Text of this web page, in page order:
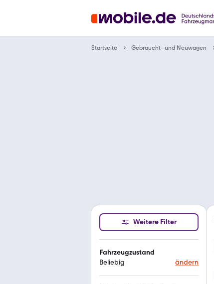
Startseite Gebraucht- und Neuwagen
Weitere Filter
Fahrzeugzustand
Beliebig
ändern